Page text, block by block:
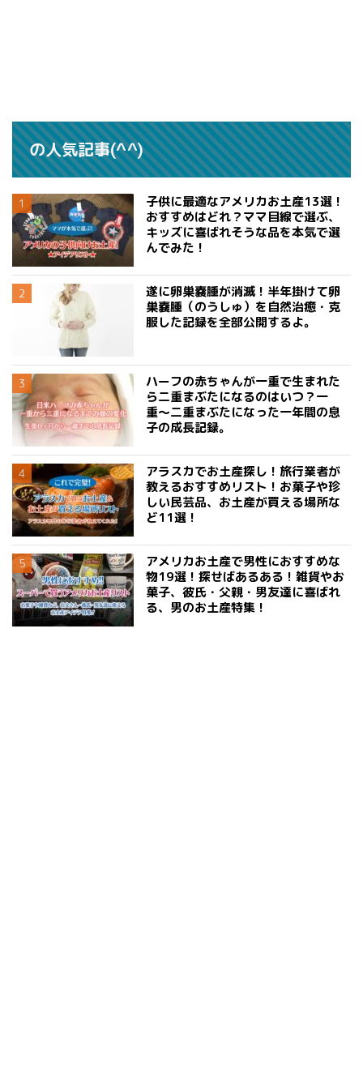
の人気記事(^^)
子供に最適なアメリカお土産13選！
おすすめはどれ？ママ目線で選ぶ、
キッズに喜ばれそうな品を本気で選
んでみた！
遂に卵巣嚢腫が消滅！半年掛けて卵
巣嚢腫（のうしゅ）を自然治癒・克
服した記録を全部公開するよ。
ハーフの赤ちゃんが一重で生まれた
ら二重まぶたになるのはいつ？一
重〜二重まぶたになった一年間の息
子の成長記録。
アラスカでお土産探し！旅行業者が
教えるおすすめリスト！お菓子や珍
しい民芸品、お土産が買える場所な
ど11選！
アメリカお土産で男性におすすめな
物19選！探せばあるある！雑貨やお
菓子、彼氏・父親・男友達に喜ばれ
る、男のお土産特集！